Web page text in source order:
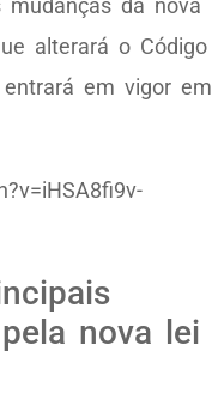
da nova
alterará o Código
em vigor em
nova lei